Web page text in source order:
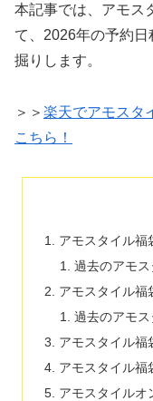
本記事では、アモス
て、2026年の予約
掘りします。
＞＞ 楽天でアモスタ
こちら！
アモスタイル福
過去のアモ
アモスタイル福
過去のアモ
アモスタイル福
アモスタイル福
アモスタイルオ